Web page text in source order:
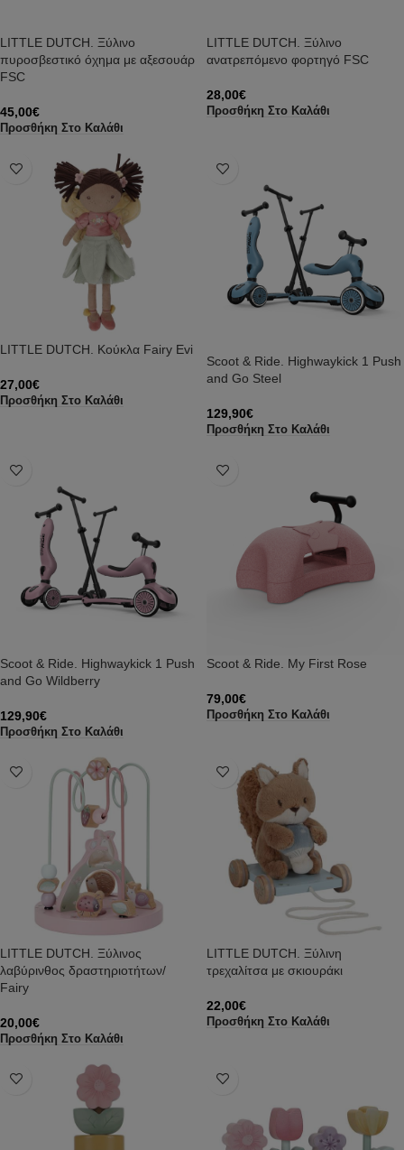
LITTLE DUTCH. Ξύλινο
πυροσβεστικό όχημα με αξεσουάρ
FSC
45,00€
Προσθήκη Στο Καλάθι
LITTLE DUTCH. Ξύλινο
ανατρεπόμενο φορτηγό FSC
28,00€
Προσθήκη Στο Καλάθι
LITTLE DUTCH. Κούκλα Fairy Evi
27,00€
Προσθήκη Στο Καλάθι
Scoot & Ride. Highwaykick 1 Push
and Go Steel
129,90€
Προσθήκη Στο Καλάθι
Scoot & Ride. Highwaykick 1 Push
and Go Wildberry
129,90€
Προσθήκη Στο Καλάθι
Scoot & Ride. My First Rose
79,00€
Προσθήκη Στο Καλάθι
LITTLE DUTCH. Ξύλινος
λαβύρινθος δραστηριοτήτων/
Fairy
20,00€
Προσθήκη Στο Καλάθι
LITTLE DUTCH. Ξύλινη
τρεχαλίτσα με σκιουράκι
22,00€
Προσθήκη Στο Καλάθι